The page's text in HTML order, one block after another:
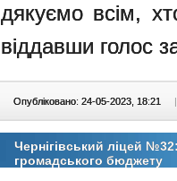
дякуємо всім,
віддавши голос
Опубліковано: 24-05-2023, 18:21 |
Чернігівський ліцей
громадського бюджету